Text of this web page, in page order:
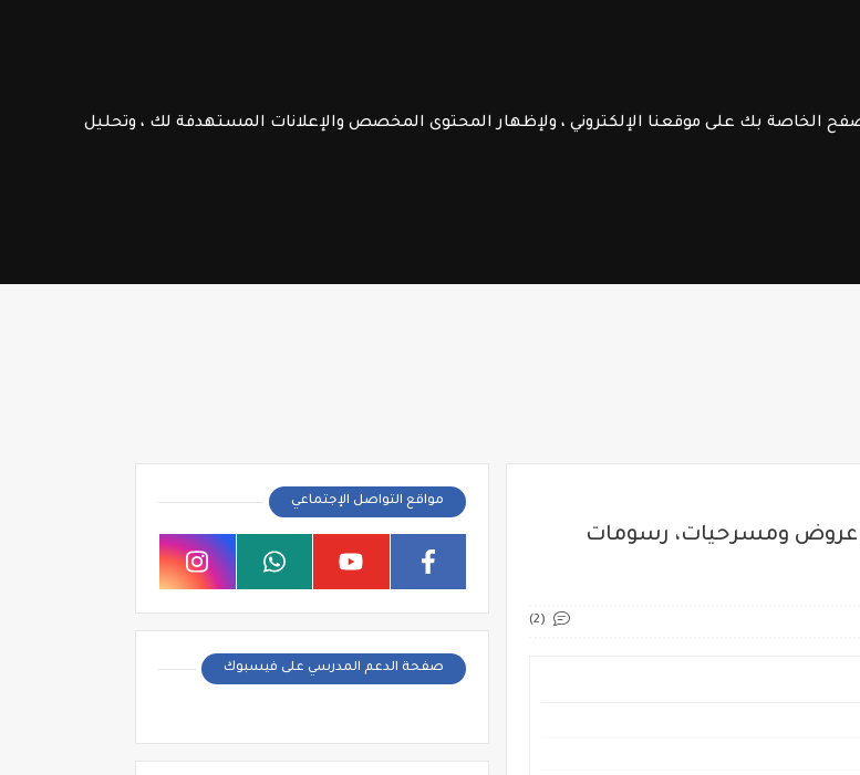
الخاصة بك على موقعنا الإلكتروني ، ولإظهار المحتوى المخصص والإعلانات المستهدفة لك ، وتحليل
عروض ومسرحيات، رسومات
(2)
مواقع التواصل الإجتماعي
صفحة الدعم المدرسي على فيسبوك